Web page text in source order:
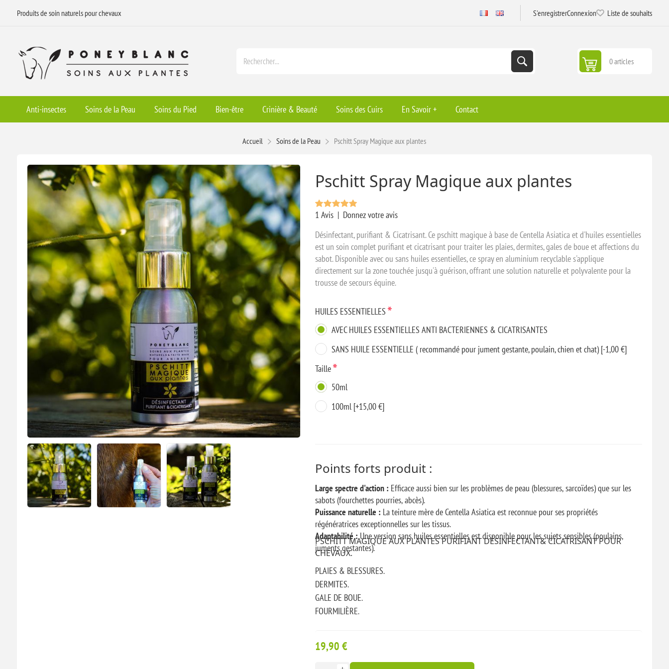
Produits de soin naturels pour chevaux S'enregistrerConnexion Liste de souhaits
0 articles
Anti-insectes Soins de la Peau Soins du Pied Bien-être Crinière & Beauté Soins des Cuirs En Savoir + Contact
Accueil Soins de la Peau Pschitt Spray Magique aux plantes
Pschitt Spray Magique aux plantes
1 Avis | Donnez votre avis
Désinfectant, purifiant & Cicatrisant. Ce pschitt magique à base de Centella Asiatica et d'huiles essentielles
est un soin complet purifiant et cicatrisant pour traiter les plaies, dermites, gales de boue et affections du
sabot. Disponible avec ou sans huiles essentielles, ce spray en aluminium recyclable s'applique
directement sur la zone touchée jusqu'à guérison, offrant une solution naturelle et polyvalente pour la
trousse de secours équine.
HUILES ESSENTIELLES *
AVEC HUILES ESSENTIELLES ANTI BACTERIENNES & CICATRISANTES
SANS HUILE ESSENTIELLE ( recommandé pour jument gestante, poulain, chien et chat) [-1,00 €]
Taille*
50ml
100ml [+15,00 €]
Points forts produit :
Large spectre d'action : Efficace aussi bien sur les problèmes de peau (blessures, sarcoïdes) que sur les
sabots (fourchettes pourries, abcès).
Puissance naturelle : La teinture mère de Centella Asiatica est reconnue pour ses propriétés
régénératrices exceptionnelles sur les tissus.
Adaptabilité :Une version sans huiles essentielles est disponible pour les sujets sensibles (poulains,
juments gestantes).
PSCHITT MAGIQUE AUX PLANTES PURIFIANT DÉSINFECTANT& CICATRISANT POUR
CHEVAUX.
PLAIES & BLESSURES.
DERMITES.
GALE DE BOUE.
FOURMILIÈRE.
SARCOÏDES .
Conseils d’utilisation : Pulvériser 3 à 4 fois par jour directement sur la plaie/ la gale de boue ou sur le
19,90 €